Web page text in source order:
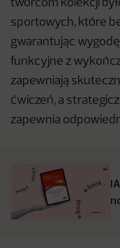
twórcom kolekcji
sportowych, które
gwarantując
funkcyjne z
zapewniają
ćwiczeń, a
zapewnia